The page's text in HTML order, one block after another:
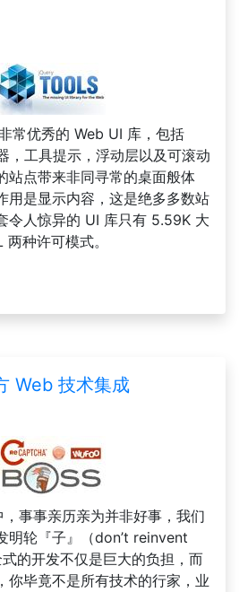
常优秀的 Web UI 库，包括
，工具提示，浮动层以及可滚动
站点带来非同寻常的桌面般体
用是显示内容，这是绝多多数站
令人惊异的 UI 库只有 5.59K 大
种许可模式。
Web 技术集成
事事亲历亲为并非好事，我们
明轮『子』（don’t reinvent
的开发不仅是巨大的负担，而
你毕竟不是所有技术的行家，业